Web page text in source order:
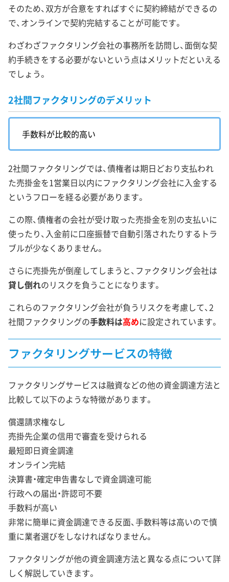
そのため、双方が合意をすればすぐに契約締結ができるの
で、オンラインで契約完結することが可能です。
わざわざファクタリング会社の事務所を訪問し、面倒な契
約手続きをする必要がないという点はメリットだといえる
でしょう。
2社間ファクタリングのデメリット
手数料が比較的高い
2社間ファクタリングでは、債権者は期日どおり支払われ
た売掛金を1営業日以内にファクタリング会社に入金する
というフローを経る必要があります。
この際、債権者の会社が受け取った売掛金を別の支払いに
使ったり、入金前に口座振替で自動引落されたりするトラ
ブルが少なくありません。
さらに売掛先が倒産してしまうと、ファクタリング会社は
貸し倒れのリスクを負うことになります。
これらのファクタリング会社が負うリスクを考慮して、2
社間ファクタリングの手数料は高めに設定されています。
ファクタリングサービスの特徴
ファクタリングサービスは融資などの他の資金調達方法と
比較して以下のような特徴があります。
償還請求権なし
売掛先企業の信用で審査を受けられる
最短即日資金調達
オンライン完結
決算書・確定申告書なしで資金調達可能
行政への届出・許認可不要
手数料が高い
非常に簡単に資金調達できる反面、手数料等は高いので慎
重に業者選びをしなければなりません。
ファクタリングが他の資金調達方法と異なる点について詳
しく解説していきます。